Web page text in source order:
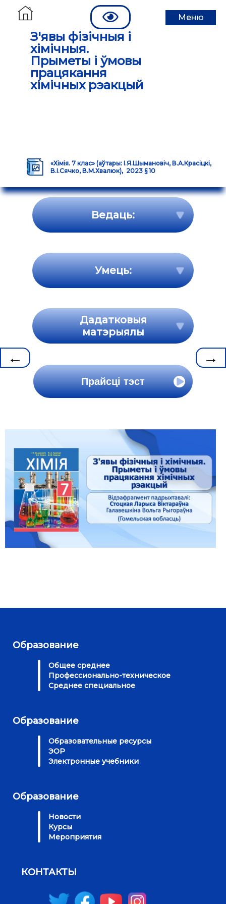
З'явы фізічныя і
хімічныя.
Прыметы і ўмовы
працякання
хімічных рэакцый
Меню
«Хімія. 7 клас» (аўтары: І.Я.Шымановіч, В.А.Красіцкі,
В.І.Сячко, В.М.Хвалюк), 2023 § 10
← →
Ведаць:
Умець:
Дадатковыя
матэрыялы
Прайсці тэст
Образование
Общее среднее
Профессионально-техническое
Среднее специальное
Образование
Образовательные ресурсы
ЭОР
Электронные учебники
Образование
Новости
Курсы
Мероприятия
КОНТАКТЫ